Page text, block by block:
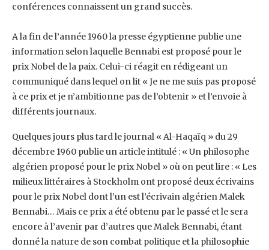
conférences connaissent un grand succès.
A la fin de l’année 1960 la presse égyptienne publie une
information selon laquelle Bennabi est ‎proposé pour le
prix Nobel de la paix. Celui-ci réagit en rédigeant un
communiqué dans lequel ‎on lit « Je ne me suis pas proposé
à ce prix et je n’ambitionne pas de l’obtenir » et l’envoie à
‎différents journaux.
Quelques jours plus tard le journal « Al-Haqaïq » du 29
décembre 1960 ‎publie un article intitulé : « Un philosophe
algérien proposé pour le prix Nobel » où on peut lire : ‎‎« Les
milieux littéraires à Stockholm ont proposé deux écrivains
pour le prix Nobel dont l’un est ‎l’écrivain algérien Malek
Bennabi… Mais ce prix a été obtenu par le passé et le sera
encore à ‎l’avenir par d’autres que Malek Bennabi, étant
donné la nature de son combat politique et la ‎philosophie